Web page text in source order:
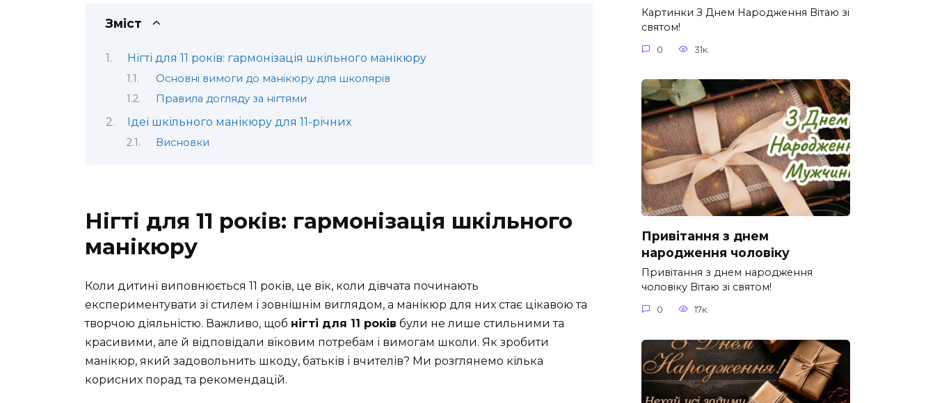
Зміст
Нігті для 11 років: гармонізація шкільного манікюру
Основні вимоги до манікюру для школярів
Правила догляду за нігтями
Ідеї шкільного манікюру для 11-річних
Висновки
Нігті для 11 років: гармонізація шкільного
манікюру
Коли дитині виповнюється 11 років, це вік, коли дівчата починають
експериментувати зі стилем і зовнішнім виглядом, а манікюр для них стає цікавою та
творчою діяльністю. Важливо, щоб нігті для 11 років були не лише стильними та
красивими, але й відповідали віковим потребам і вимогам школи. Як зробити
манікюр, який задовольнить шкоду, батьків і вчителів? Ми розглянемо кілька
корисних порад та рекомендацій.
Картинки З Днем Народження Вітаю зі
святом!
0 31к.
Привітання з днем
народження чоловіку
Привітання з днем народження
чоловіку Вітаю зі святом!
0 17к.